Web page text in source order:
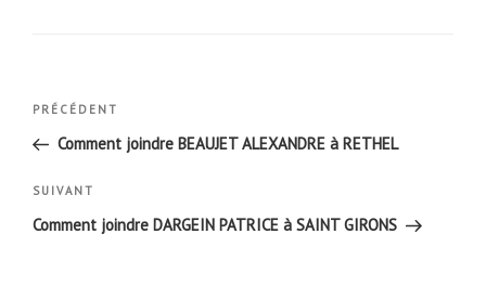
Navigation
l’article
Article
précédent
PRÉCÉDENT
Comment joindre BEAUJET ALEXANDRE à RETHEL
Article
suivant
SUIVANT
Comment joindre DARGEIN PATRICE à SAINT GIRONS